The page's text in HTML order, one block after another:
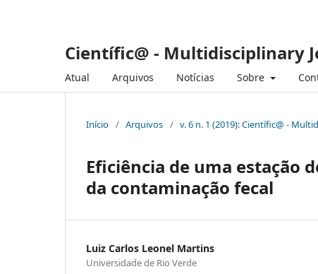
Científic@ - Multidisciplinary
Atual Arquivos Notícias Sobre
Início / Arquivos / v. 6 n. 1 (2019): Científic@ -
Eficiência de uma estação
da contaminação fecal
Luiz Carlos Leonel Martins
Universidade de Rio Verde